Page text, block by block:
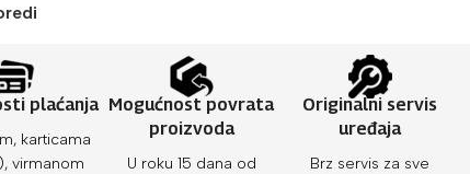
plaćanja
karticama
virmanom
Mogućnost povrata
proizvoda
U roku 15 dana od
Originalni servis
uređaja
Brz servis za sve